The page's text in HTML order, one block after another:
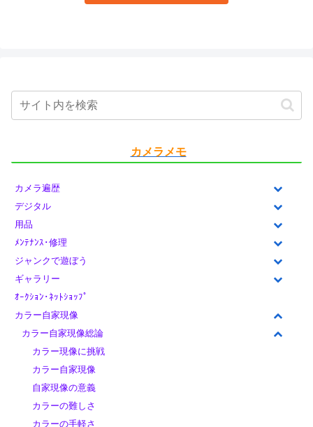
カメラメモ
カメラ遍歴
デジタル
用品
ﾒﾝﾃﾅﾝｽ･修理
ジャンクで遊ぼう
ギャラリー
ｵｰｸｼｮﾝ･ﾈｯﾄｼｮｯﾌﾟ
カラー自家現像
カラー自家現像総論
カラー現像に挑戦
カラー自家現像
自家現像の意義
カラーの難しさ
カラーの手軽さ